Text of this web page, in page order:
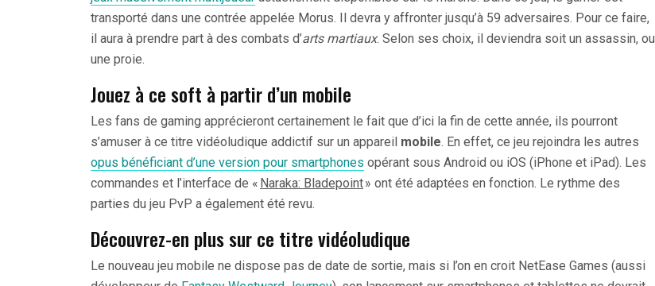
transporté dans une contrée appelée Morus. Il devra y affronter jusqu’à 59 adversaires. Pour ce faire,
il aura à prendre part à des combats d’arts martiaux. Selon ses choix, il deviendra soit un assassin, ou
une proie.
Jouez à ce soft à partir d’un mobile
Les fans de gaming apprécieront certainement le fait que d’ici la fin de cette année, ils pourront
s’amuser à ce titre vidéoludique addictif sur un appareil mobile. En effet, ce jeu rejoindra les autres
opus bénéficiant d’une version pour smartphones opérant sous Android ou iOS (iPhone et iPad). Les
commandes et l’interface de « Naraka: Bladepoint» ont été adaptées en fonction. Le rythme des
parties du jeu PvP a également été revu.
Découvrez-en plus sur ce titre vidéoludique
Le nouveau jeu mobile ne dispose pas de date de sortie, mais si l’on en croit NetEase Games (aussi